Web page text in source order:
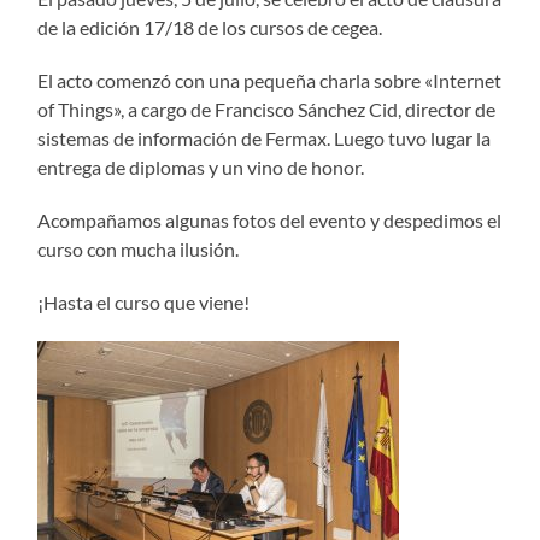
de la edición 17/18 de los cursos de cegea.
El acto comenzó con una pequeña charla sobre «Internet
of Things», a cargo de Francisco Sánchez Cid, director de
sistemas de información de Fermax. Luego tuvo lugar la
entrega de diplomas y un vino de honor.
Acompañamos algunas fotos del evento y despedimos el
curso con mucha ilusión.
¡Hasta el curso que viene!